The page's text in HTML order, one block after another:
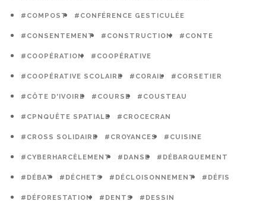
#COMPOST #CONFÉRENCE GESTICULÉE
#CONSENTEMENT #CONSTRUCTION #CONTE
#COOPÉRATION #COOPÉRATIVE
#COOPÉRATIVE SCOLAIRE #CORAIL #CORSETIER
#CÔTE D'IVOIRE #COURSE #COUSTEAU
#CPNQUÊTE SPATIALE #CROCECRAN
#CROSS SOLIDAIRE #CROYANCES #CUISINE
#CYBERHARCÈLEMENT #DANSE #DÉBARQUEMENT
#DÉBAT #DÉCHETS #DÉCLOISONNEMENT #DÉFIS
#DÉFORESTATION #DENTS #DESSIN